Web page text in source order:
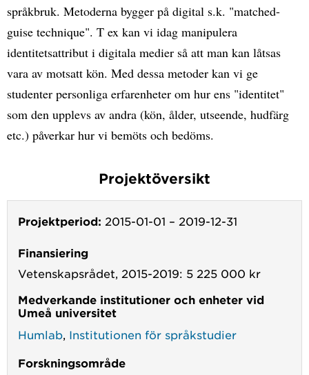
språkbruk. Metoderna bygger på digital s.k. "matched-
guise technique". T ex kan vi idag manipulera
identitetsattribut i digitala medier så att man kan låtsas
vara av motsatt kön. Med dessa metoder kan vi ge
studenter personliga erfarenheter om hur ens "identitet"
som den upplevs av andra (kön, ålder, utseende, hudfärg
etc.) påverkar hur vi bemöts och bedöms.
Projektöversikt
Projektperiod: 2015-01-01 – 2019-12-31
Finansiering
Vetenskapsrådet, 2015-2019: 5 225 000 kr
Medverkande institutioner och enheter vid
Umeå universitet
Humlab Institutionen för språkstudier
Forskningsområde